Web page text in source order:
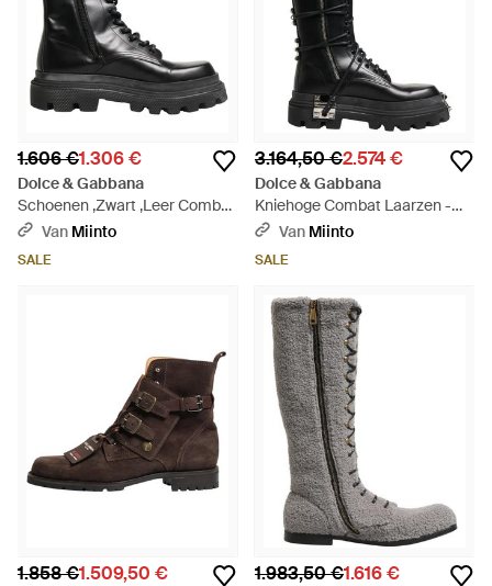
1.606 €1.306 €
Dolce & Gabbana
Schoenen ,Zwart ,Leer Combat
Trek Boots - Zwart
Van Miinto
SALE
3.164,50 €2.574 €
Dolce & Gabbana
Kniehoge Combat Laarzen -
Zwart
Van Miinto
SALE
1.858 €1.509,50 € 1.983,50 €1.616 €